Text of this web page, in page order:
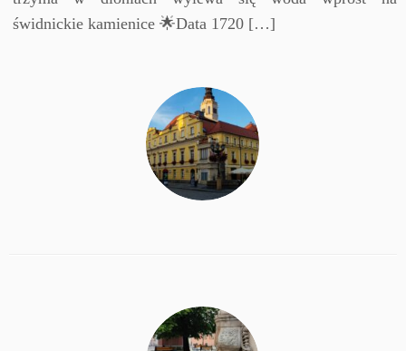
świdnickie kamienice 🌟Data 1720 […]